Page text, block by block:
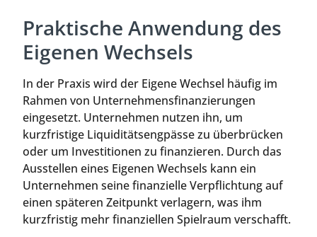
Praktische Anwendung des
Eigenen Wechsels
In der Praxis wird der Eigene Wechsel häufig im
Rahmen von Unternehmensfinanzierungen
eingesetzt. Unternehmen nutzen ihn, um
kurzfristige Liquiditätsengpässe zu überbrücken
oder um Investitionen zu finanzieren. Durch das
Ausstellen eines Eigenen Wechsels kann ein
Unternehmen seine finanzielle Verpflichtung auf
einen späteren Zeitpunkt verlagern, was ihm
kurzfristig mehr finanziellen Spielraum verschafft.